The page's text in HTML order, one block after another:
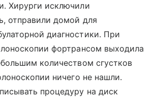
Хирурги исключили
отправили домой для
диагностики. При
фортрансом выходила
количеством сгустков
ничего не нашли.
процедуру на диск